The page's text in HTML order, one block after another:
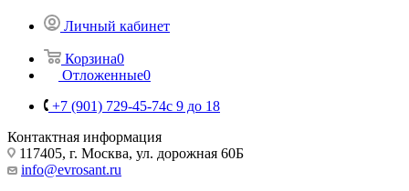
Личный кабинет
Корзина0
Отложенные0
+7 (901) 729-45-74c 9 до 18
Контактная информация
117405, г. Москва, ул. дорожная 60Б
info@evrosant.ru